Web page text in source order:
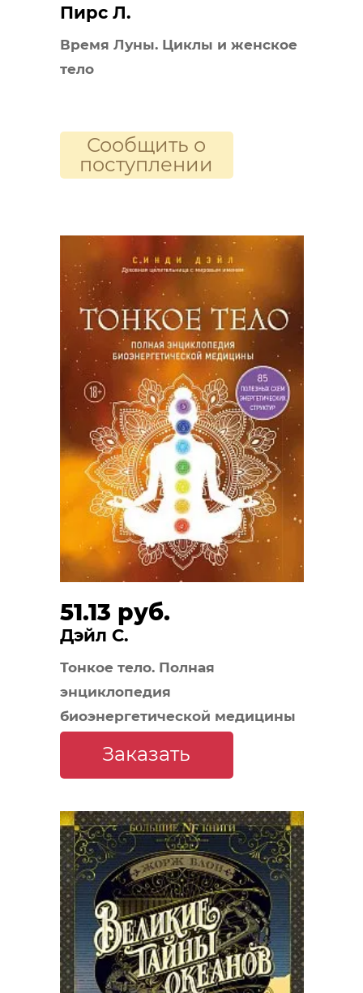
Пирс Л.
Время Луны. Циклы и женское
тело
Сообщить о
поступлении
51.13 руб.
Дэйл С.
Тонкое тело. Полная
энциклопедия
биоэнергетической медицины
Заказать